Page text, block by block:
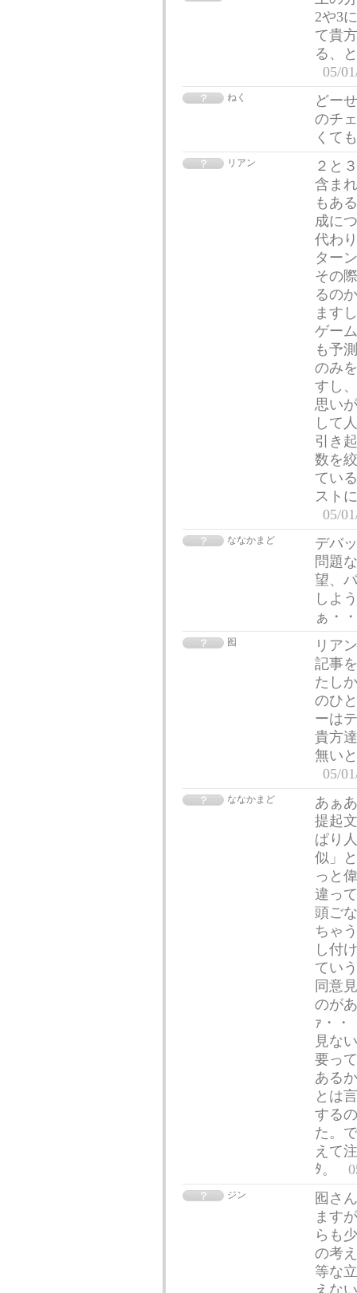
2や3
て貴
る、
05/
ねく
どー
のチ
くて
リアン
２と
含ま
もあ
成に
代わ
ター
その
るの
ます
ゲー
も予
のみ
すし
思い
して
引き
数を
てい
スト
05/
ななかまど
デバ
問題
望、
しよ
ぁ・
囮
リア
記事
たし
のひ
ーは
貴方
無い
05/
ななかまど
あぁ
提起
ぱり
似」
っと
違っ
頭ご
ちゃ
し付
てい
同意
のが
ｧ・・
見な
要っ
ある
とは
する
た。
えて
ﾀ。
ジン
囮さ
ます
らも
の考
等な
えな